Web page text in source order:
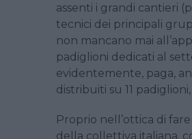
assenti i grandi cantieri
tecnici dei principali
non mancano mai
padiglioni dedicati al
evidentemente, paga,
distribuiti su 11
Proprio nell’ottica di
della collettiva italiana,